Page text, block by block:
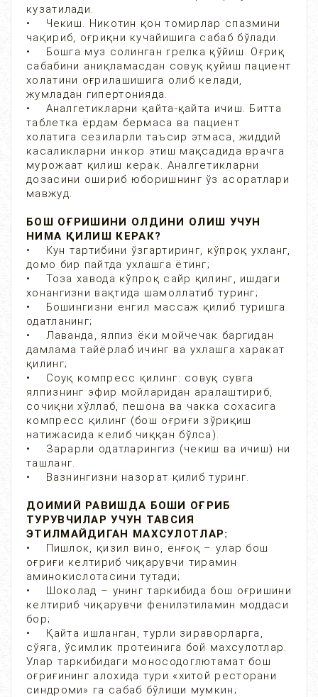
кузатилади.
• Чекиш. Никотин қон томирлар спазмини
чақириб, оғриқни кучайишига сабаб бўлади.
• Бошга муз солинган грелка қўйиш. Оғриқ
сабабини аниқламасдан совуқ қуйиш пациент
холатини оғрилашишига олиб келади,
жумладан гипертонияда.
• Аналгетикларни қайта-қайта ичиш. Битта
таблетка ёрдам бермаса ва пациент
холатига сезиларли таъсир этмаса, жиддий
касаликларни инкор этиш мақсадида врачга
мурожаат қилиш керак. Аналгетикларни
дозасини ошириб юборишнинг ўз асоратлари
мавжуд.
БОШ ОҒРИШИНИ ОЛДИНИ ОЛИШ УЧУН
НИМА ҚИЛИШ КЕРАК?
• Кун тартибини ўзгартиринг, кўпроқ ухланг,
домо бир пайтда ухлашга ётинг;
• Тоза хавода кўпроқ сайр қилинг, ишдаги
хонангизни вақтида шамоллатиб туринг;
• Бошингизни енгил массаж қилиб туришга
одатланинг;
• Лаванда, ялпиз ёки мойчечак баргидан
дамлама тайёрлаб ичинг ва ухлашга харакат
қилинг;
• Соуқ компресс қилинг: совуқ сувга
ялпизнинг эфир мойларидан аралаштириб,
сочиқни хўллаб, пешона ва чакка сохасига
компресс қилинг (бош оғриғи зўриқиш
натижасида келиб чиққан бўлса).
• Зарарли одатларингиз (чекиш ва ичиш) ни
ташланг.
• Вазнингизни назорат қилиб туринг.
ДОИМИЙ РАВИШДА БОШИ ОҒРИБ
ТУРУВЧИЛАР УЧУН ТАВСИЯ
ЭТИЛМАЙДИГАН МАХСУЛОТЛАР:
• Пишлок, қизил вино, ёнғоқ – улар бош
оғриғи келтириб чиқарувчи тирамин
аминокислотасини тутади;
• Шоколад – унинг таркибида бош оғришини
келтириб чиқарувчи фенилэтиламин моддаси
бор;
• Қайта ишланган, турли зираворларга,
сўяга, ўсимлик протеинига бой махсулотлар.
Улар таркибидаги моносодоглютамат бош
оғриғининг алохида тури «хитой ресторани
синдроми» га сабаб бўлиши мумкин;